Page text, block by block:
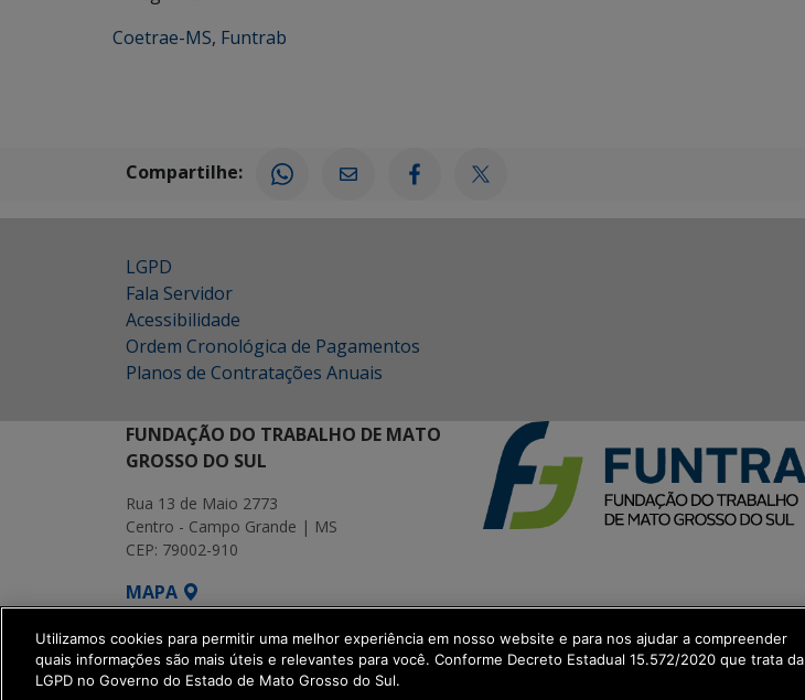
Coetrae-MS, Funtrab
Compartilhe:
LGPD
Fala Servidor
Acessibilidade
Ordem Cronológica de Pagamentos
Planos de Contratações Anuais
FUNDAÇÃO DO TRABALHO DE MATO
GROSSO DO SUL
Rua 13 de Maio 2773
Centro - Campo Grande | MS
CEP: 79002-910
MAPA
SETDIG | Secretaria-Executiva de Transformação Digital
get_footer();
Utilizamos cookies para permitir uma melhor experiência em nosso website e para nos ajudar a compreender
quais informações são mais úteis e relevantes para você. Conforme Decreto Estadual 15.572/2020 que trata da
LGPD no Governo do Estado de Mato Grosso do Sul.